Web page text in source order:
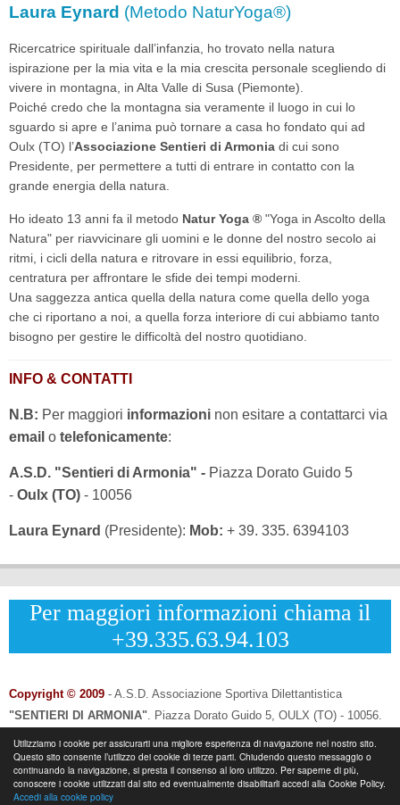
Utilizziamo i cookie per assicurarti una migliore esperienza di navigazione nel nostro sito.
Questo sito consente l’utilizzo dei cookie di terze parti. Chiudendo questo messaggio o
continuando la navigazione, si presta il consenso al loro utilizzo. Per saperne di più,
conoscere i cookie utilizzati dal sito ed eventualmente disabilitarli accedi alla Cookie Policy.
Accedi alla cookie policy
Laura Eynard (Metodo NaturYoga®)
Ricercatrice spirituale dall’infanzia, ho trovato nella natura
ispirazione per la mia vita e la mia crescita personale scegliendo di
vivere in montagna, in Alta Valle di Susa (Piemonte).
Poiché credo che la montagna sia veramente il luogo in cui lo
sguardo si apre e l’anima può tornare a casa ho fondato qui ad
Oulx (TO) l’Associazione Sentieri di Armonia di cui sono
Presidente, per permettere a tutti di entrare in contatto con la
grande energia della natura.
Ho ideato 13 anni fa il metodo Natur Yoga ® "Yoga in Ascolto della
Natura" per riavvicinare gli uomini e le donne del nostro secolo ai
ritmi, i cicli della natura e ritrovare in essi equilibrio, forza,
centratura per affrontare le sfide dei tempi moderni.
Una saggezza antica quella della natura come quella dello yoga
che ci riportano a noi, a quella forza interiore di cui abbiamo tanto
bisogno per gestire le difficoltà del nostro quotidiano.
INFO & CONTATTI
N.B: Per maggiori informazioni non esitare a contattarci via
email o telefonicamente:
A.S.D. "Sentieri di Armonia" - Piazza Dorato Guido 5
- Oulx (TO) - 10056
Laura Eynard (Presidente): Mob: + 39. 335. 6394103
Per maggiori informazioni chiama il
+39.335.63.94.103
Copyright © 2009 - A.S.D. Associazione Sportiva Dilettantistica
"SENTIERI DI ARMONIA"
Piazza Dorato Guido 5, OULX (TO) - 10056.
Info & Contatti:Laura Eynard: +39.335.6394103
-Email: info@sentieridiarmonia.com